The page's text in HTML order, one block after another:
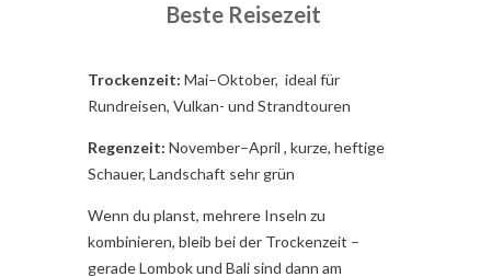
Beste Reisezeit
Trockenzeit: Mai–Oktober, ideal für
Rundreisen, Vulkan- und Strandtouren
Regenzeit: November–April , kurze, heftige
Schauer, Landschaft sehr grün
Wenn du planst, mehrere Inseln zu
kombinieren, bleib bei der Trockenzeit –
gerade Lombok und Bali sind dann am